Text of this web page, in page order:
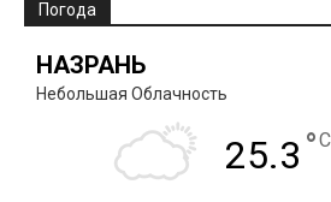
Погода
НАЗРАНЬ
Небольшая Облачность
25.3 °C